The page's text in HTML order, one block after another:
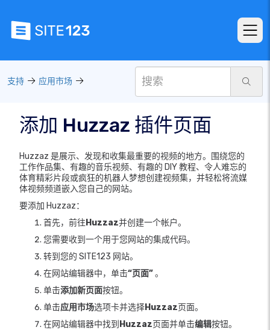
支持 应用市场
添加 Huzzaz 插件页面
Huzzaz 是展示、发现和收集最重要的视频的地方。围绕您的
工作作品集、有趣的音乐视频、有趣的 DIY 教程、令人难忘的
体育精彩片段或疯狂的机器人梦想创建视频集，并轻松将流媒
体视频频道嵌入您自己的网站。
要添加 Huzzaz：
首先，前往 Huzzaz并创建一个帐户。
您需要收到一个用于您网站的集成代码。
转到您的 SITE123 网站。
在网站编辑器中，单击“页面”。
单击添加新页面按钮。
单击应用市场选项卡并选择Huzzaz页面。
在网站编辑器中找到 Huzzaz页面并单击编辑按钮。